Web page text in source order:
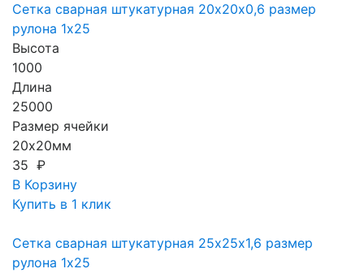
Сетка сварная штукатурная 20х20х0,6 размер
рулона 1х25
Высота
1000
Длина
25000
Размер ячейки
20х20мм
35 ₽
В Корзину
Купить в 1 клик
Сетка сварная штукатурная 25х25х1,6 размер
рулона 1х25